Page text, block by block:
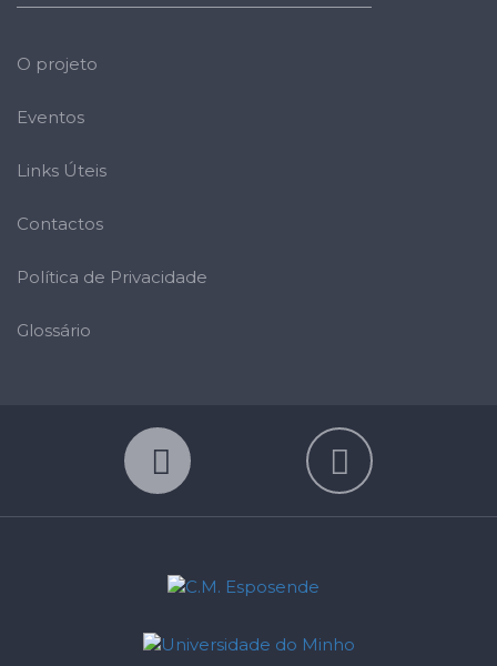
O projeto
Eventos
Links Úteis
Contactos
Política de Privacidade
Glossário